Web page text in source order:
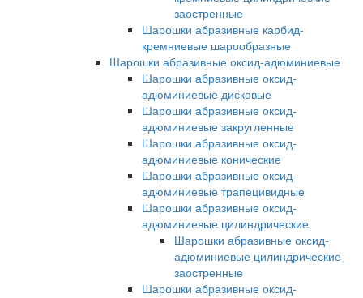
заостренные
Шарошки абразивные карбид-
кремниевые шарообразные
Шарошки абразивные оксид-адюминиевые
Шарошки абразивные оксид-
адюминиевые дисковые
Шарошки абразивные оксид-
адюминиевые закругленные
Шарошки абразивные оксид-
адюминиевые конические
Шарошки абразивные оксид-
адюминиевые трапецивидные
Шарошки абразивные оксид-
адюминиевые цилиндрические
Шарошки абразивные оксид-
адюминиевые цилиндрические
заостренные
Шарошки абразивные оксид-